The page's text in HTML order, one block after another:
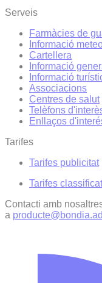
Serveis
Farmàcies de
Informació
Cartellera
Informació
Informació
Associacions
Centres de salut
Telèfons
Enllaços
Tarifes
Tarifes publicitat
Tarifes
Contacti amb
a producte@bondia.ad